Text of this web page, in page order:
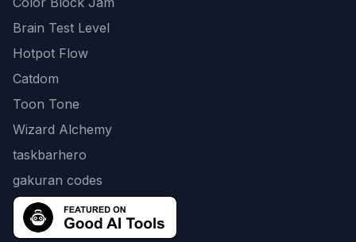
Brain Test Level
Hotpot Flow
Catdom
Toon Tone
Wizard Alchemy
taskbarhero
gakuran codes